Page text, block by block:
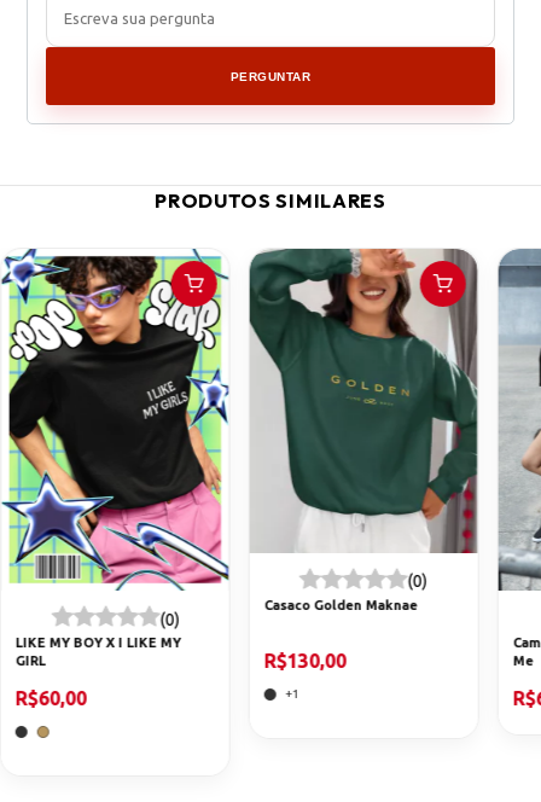
PERGUNTAR
PRODUTOS SIMILARES
(0)
LIKE MY BOY X I LIKE MY
GIRL
R$60,00
(0)
Casaco Golden Maknae
R$130,00
+1
Me